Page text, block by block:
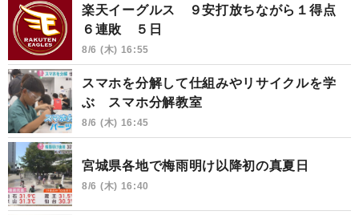
楽天イーグルス ９安打放ちながら１得点
６連敗 ５日
8/6 (木) 16:55
スマホを分解して仕組みやリサイクルを学
ぶ スマホ分解教室
8/6 (木) 16:45
宮城県各地で梅雨明け以降初の真夏日
8/6 (木) 16:40